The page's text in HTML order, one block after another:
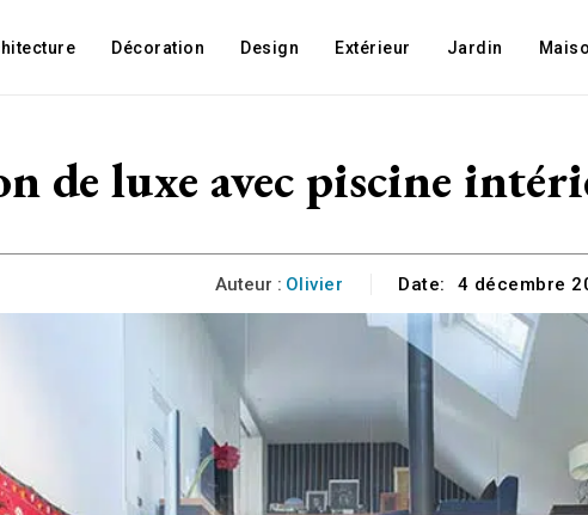
Décoration Design Extérieur Jardin
de luxe avec piscine
Auteur : Olivier Date: 4 décembre